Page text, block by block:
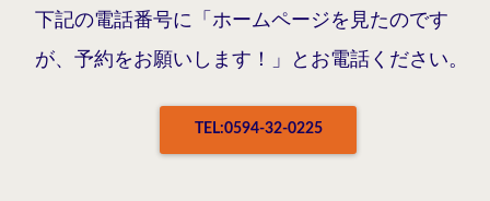
下記の電話番号に「ホームページを見たのです
が、予約をお願いします！」とお電話ください。
TEL:0594-32-0225